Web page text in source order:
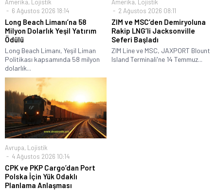
Amerika,
Lojistik
6 Ağustos 2026 18:14
Long Beach Limanı’na 58
Milyon Dolarlık Yeşil Yatırım
Ödülü
Long Beach Limanı, Yeşil Liman
Politikası kapsamında 58 milyon
dolarlık...
Amerika,
Lojistik
2 Ağustos 2026 08:11
ZIM ve MSC’den Demiryoluna
Rakip LNG’li Jacksonville
Seferi Başladı
ZIM Line ve MSC, JAXPORT Blount
Island Terminali'ne 14 Temmuz...
Avrupa, Lojistik
4 Ağustos 2026 10:14
CPK ve PKP Cargo’dan Port
Polska İçin Yük Odaklı
Planlama Anlaşması